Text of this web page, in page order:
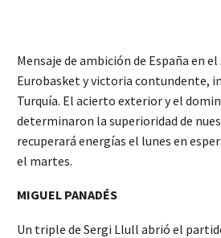
Mensaje de ambición de España en
Eurobasket y victoria contundente,
Turquía. El acierto exterior y el
determinaron la superioridad de
recuperará energías el lunes en
el martes.
MIGUEL PANADÉS
Un triple de Sergi Llull abrió el